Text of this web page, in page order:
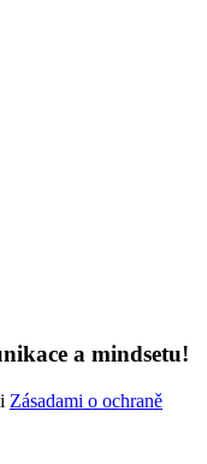
a mindsetu!
Zásadami o ochraně